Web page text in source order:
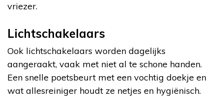
vriezer.
Lichtschakelaars
Ook lichtschakelaars worden dagelijks
aangeraakt, vaak met niet al te schone handen.
Een snelle poetsbeurt met een vochtig doekje en
wat allesreiniger houdt ze netjes en hygiënisch.